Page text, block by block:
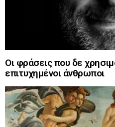
Οι φράσεις που δε
επιτυχημένοι άνθρωποι